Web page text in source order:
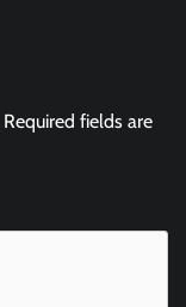
Required fields are